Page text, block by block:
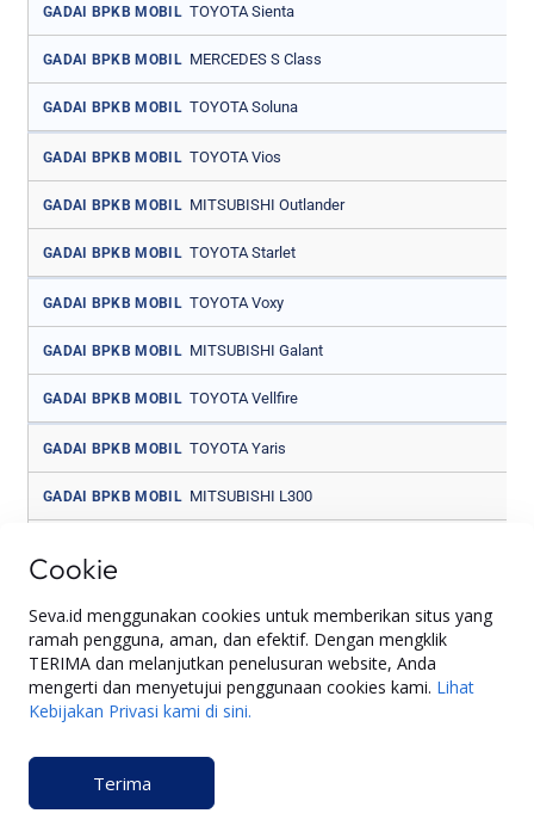
Cookie
Seva.id menggunakan cookies untuk memberikan situs yang
ramah pengguna, aman, dan efektif. Dengan mengklik
TERIMA dan melanjutkan penelusuran website, Anda
mengerti dan menyetujui penggunaan cookies kami. Lihat
Kebijakan Privasi kami di sini.
Terima
GADAI BPKB MOBIL TOYOTA Sienta
GADAI BPKB MOBIL MERCEDES S Class
GADAI BPKB MOBIL TOYOTA Soluna
GADAI BPKB MOBIL TOYOTA Vios
GADAI BPKB MOBIL MITSUBISHI Outlander
GADAI BPKB MOBIL TOYOTA Starlet
GADAI BPKB MOBIL TOYOTA Voxy
GADAI BPKB MOBIL MITSUBISHI Galant
GADAI BPKB MOBIL TOYOTA Vellfire
GADAI BPKB MOBIL TOYOTA Yaris
GADAI BPKB MOBIL MITSUBISHI L300
GADAI BPKB MOBIL MASERATI ALL
GADAI BPKB MOBIL MAZDA 3
GADAI BPKB MOBIL